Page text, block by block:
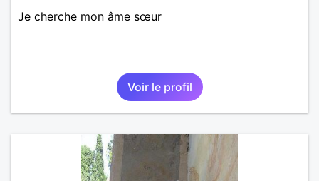
Je cherche mon âme sœur
Voir le profil